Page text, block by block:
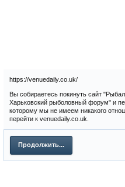
https://venuedaily.co.uk/
Вы собираетесь покинуть сайт
Харьковский рыболовный форум" и
которому мы не имеем никакого
перейти к venuedaily.co.uk.
Продолжить...